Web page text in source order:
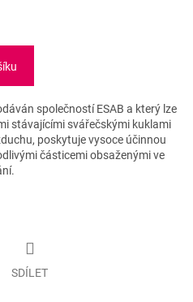
společností ESAB a který lze
stávajícími svářečskými kuklami
poskytuje vysoce účinnou
částicemi obsaženými ve
SDÍLET